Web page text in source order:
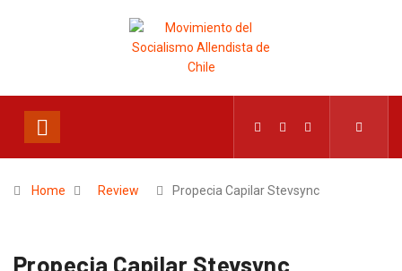
Home Review Propecia Capilar Stevsync
Propecia Capilar Stevsync